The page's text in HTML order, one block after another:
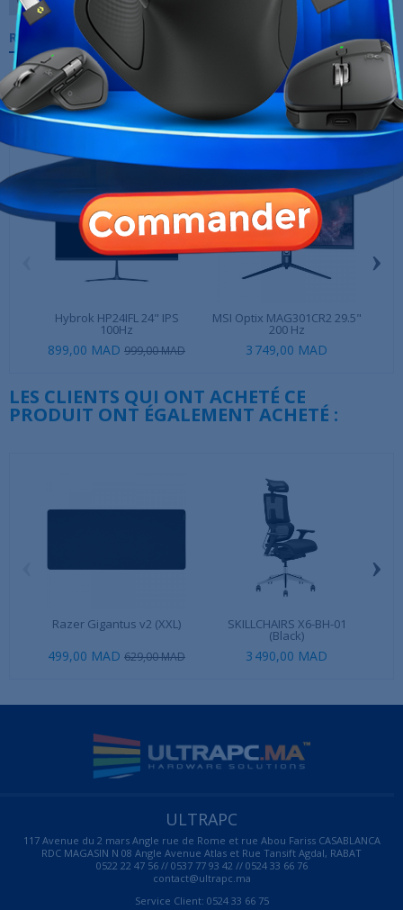
Références spécifiques
10 AUTRES PRODUITS DANS LA MÊME
CATÉGORIE :
Hybrok HP24IFL 24" IPS
100Hz
899,00 MAD 999,00 MAD
MSI Optix MAG301CR2 29.5"
200 Hz
3 749,00 MAD
›
LES CLIENTS QUI ONT ACHETÉ CE
PRODUIT ONT ÉGALEMENT ACHETÉ :
Razer Gigantus v2 (XXL)
499,00 MAD 629,00 MAD
SKILLCHAIRS X6-BH-01
(Black)
3 490,00 MAD
›
ULTRAPC
117 Avenue du 2 mars Angle rue de Rome et rue Abou Fariss CASABLANCA
RDC MAGASIN N 08 Angle Avenue Atlas et Rue Tansift Agdal, RABAT
0522 22 47 56 // 0537 77 93 42 // 0524 33 66 76
contact@ultrapc.ma
Service Client: 0524 33 66 75